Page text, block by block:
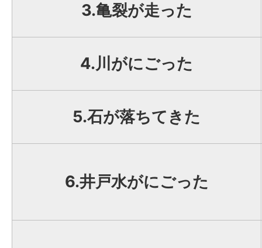
3.亀裂が走った
4.川がにごった
5.石が落ちてきた
6.井戸水がにごった